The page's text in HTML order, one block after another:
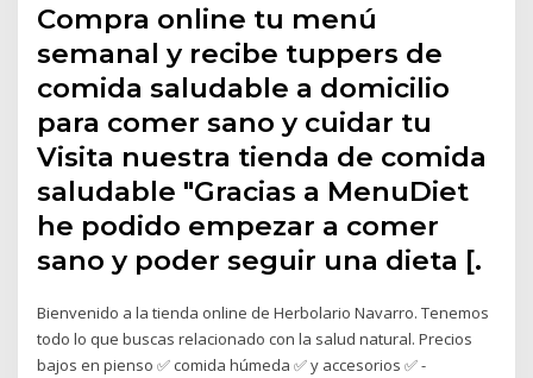
Compra online tu menú
semanal y recibe tuppers de
comida saludable a domicilio
para comer sano y cuidar tu
Visita nuestra tienda de comida
saludable "Gracias a MenuDiet
he podido empezar a comer
sano y poder seguir una dieta [.
Bienvenido a la tienda online de Herbolario Navarro. Tenemos
todo lo que buscas relacionado con la salud natural. Precios
bajos en pienso ✅ comida húmeda ✅ y accesorios ✅ -